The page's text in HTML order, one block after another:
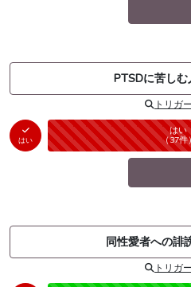
PTSDに苦しむ
トリガ
はい
はい
（37件
同性愛者への誹
トリガ